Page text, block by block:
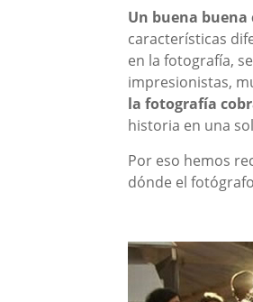
Un buena
características
en la fotografía,
impresionistas,
la fotografía
historia en una
Por eso hemos
dónde el